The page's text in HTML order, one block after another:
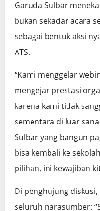
Garuda Sulbar
bukan sekadar acara
sebagai bentuk aksi
ATS.
“Kami menggelar
mengejar prestasi
karena kami tidak
sementara di luar
Sulbar yang bangun
bisa kembali ke
pilihan, ini kewajiban
Di penghujung
seluruh narasumber: